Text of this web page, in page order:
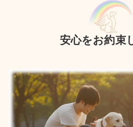
安心をお約束